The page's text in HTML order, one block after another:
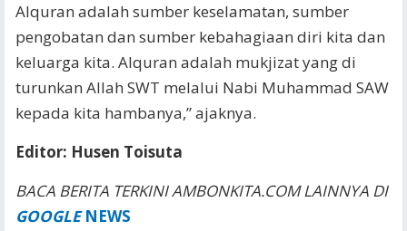
Alquran adalah sumber keselamatan, sumber
pengobatan dan sumber kebahagiaan diri kita dan
keluarga kita. Alquran adalah mukjizat yang di
turunkan Allah SWT melalui Nabi Muhammad SAW
kepada kita hambanya,” ajaknya.
Editor: Husen Toisuta
BACA BERITA TERKINI AMBONKITA.COM LAINNYA DI
GOOGLENEWS